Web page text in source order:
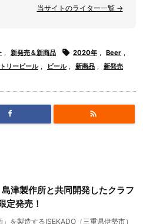
当サイトのライター一覧 →
新発売＆新商品  2020年 Beer
リービール
ビール 新商品 新発売

津製作所と共同開発したクラフ
定発売！
」を製造するISEKADO（三重県伊勢市）